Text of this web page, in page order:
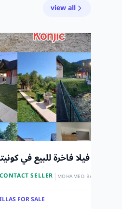
view all
فيلا فاخرة للبيع في
CONTACT SELLER | MOHAMED BADR
FOR SALE